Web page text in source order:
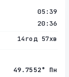
05:39
20:36
14год 57хв
49.7552° Пн